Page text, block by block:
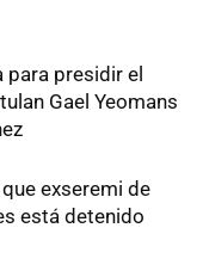
para presidir el
Gael Yeomans
exseremi de
está detenido